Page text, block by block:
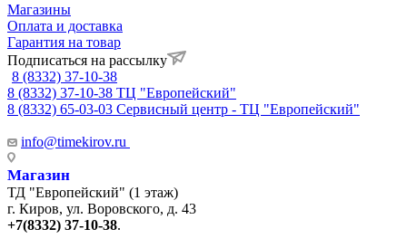
Магазины
Оплата и доставка
Гарантия на товар
Подписаться на рассылку
8 (8332) 37-10-38
8 (8332) 37-10-38 ТЦ "Европейский"
8 (8332) 65-03-03 Сервисный центр - ТЦ "Европейский"
info@timekirov.ru
Магазин
ТД "Европейский" (1 этаж)
г. Киров, ул. Воровского, д. 43
+7(8332) 37-10-38.